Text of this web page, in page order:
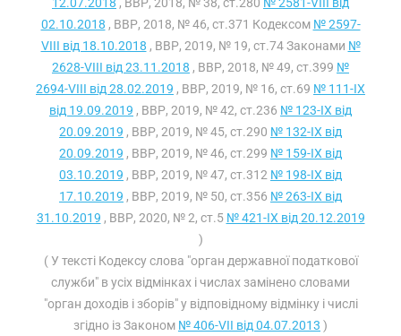
02.10.2018 , ВВР, 2018, № 46, ст.371 Кодексом № 2597-
VIII від 18.10.2018 , ВВР, 2019, № 19, ст.74 Законами №
2628-VIII від 23.11.2018 , ВВР, 2018, № 49, ст.399 №
2694-VIII від 28.02.2019 , ВВР, 2019, № 16, ст.69 № 111-IX
від 19.09.2019 , ВВР, 2019, № 42, ст.236 № 123-IX від
20.09.2019 , ВВР, 2019, № 45, ст.290 № 132-IX від
20.09.2019 , ВВР, 2019, № 46, ст.299 № 159-IX від
03.10.2019 , ВВР, 2019, № 47, ст.312 № 198-IX від
17.10.2019 , ВВР, 2019, № 50, ст.356 № 263-IX від
31.10.2019 , ВВР, 2020, № 2, ст.5 № 421-IX від 20.12.2019
)
( У тексті Кодексу слова "орган державної податкової
служби" в усіх відмінках і числах замінено словами
"орган доходів і зборів" у відповідному відмінку і числі
згідно із Законом № 406-VII від 04.07.2013 )